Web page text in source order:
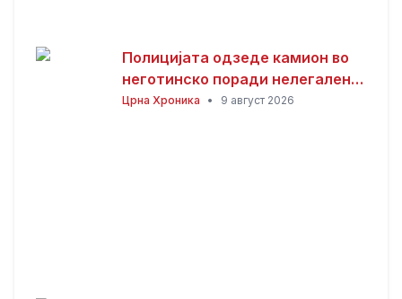
Полицијата одзеде камион во
неготинско поради нелегален
ископ и транспорт на песок
Црна Хроника • 9 август 2026